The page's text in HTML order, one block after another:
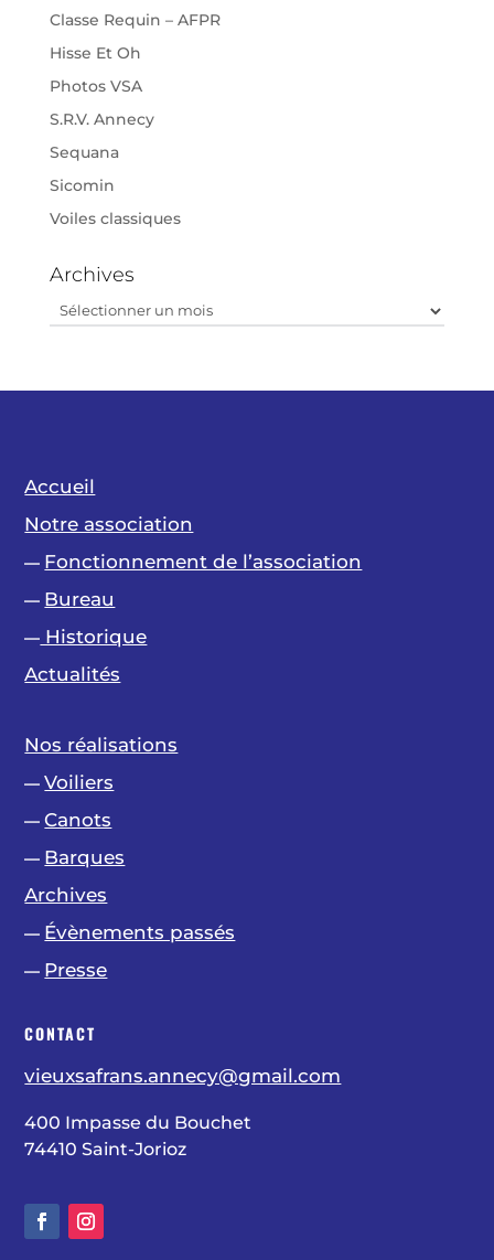
Classe Requin – AFPR
Hisse Et Oh
Photos VSA
S.R.V. Annecy
Sequana
Sicomin
Voiles classiques
Archives
Archives
Accueil
Notre association
— Fonctionnement de l’association
— Bureau
— Historique
Actualités
Nos réalisations
— Voiliers
— Canots
— Barques
Archives
— Évènements passés
— Presse
CONTACT
vieuxsafrans.annecy@gmail.com
400 Impasse du Bouchet
74410 Saint-Jorioz